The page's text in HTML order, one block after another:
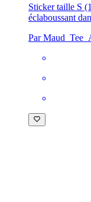
Sticker taille S
éclaboussant
Par